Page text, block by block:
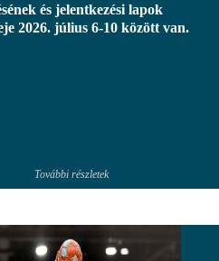
és jelentkezési lapok
2026. július 6-10 között van.
További részletek